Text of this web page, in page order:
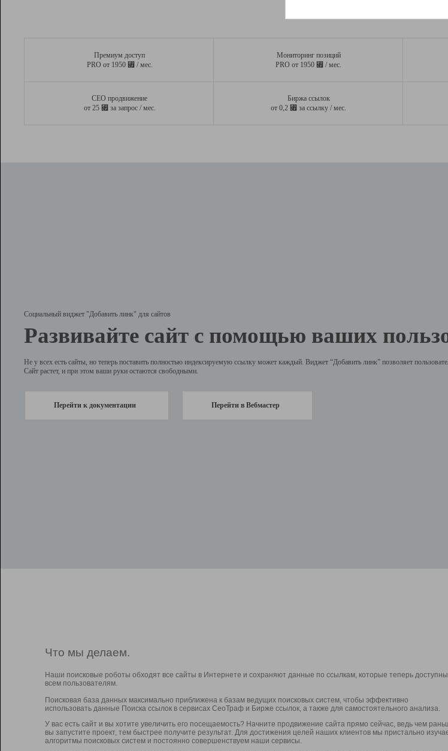
Премиум доступ
PRO от 1950 ⃏ / мес.
Мониторинг позиций
PRO от 1950 ⃏ / мес.
СЕО продвижение
от 25 ⃏ за запрос / мес.
Биржа ссылок
от 0,2 ⃏ за ссылку / мес.
Социальный виджет "Добавить линк" для сайтов
Развивайте сайт с помощью ваших
Не у всех есть сайты, но теперь поставить полностью индексируемую ссылку может каждый. Виджет “Добавить линк” позволяет
Сайт растет, и при этом ваши руки остаются свободными.
Перейти к документации Перейти в Вебмастер
Что мы делаем.
Наши поисковые роботы обходят все сайты в Интернете и сохраняют данные по ссылкам, которые теперь доступны
всем пользователям.
Поисковая база данных максимально приближена к базам ведущих поисковых систем, чтобы эффективно
использовать данные Поиска ссылок в сервисах СеоТраф и Бирже ссылок, а также для самостоятельного анализа.
У вас есть сайт и вы хотите увеличить его посещаемость? Начните продвижение сайта прямо сейчас, ведь чем
вы запустите проект, тем быстрее получите результат. Для достижения целей наших клиентов мы пристально
алгоритмы поисковых систем и постоянно совершенствуем наши сервисы.